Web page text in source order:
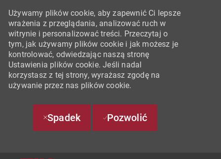
Używamy plików cookie, aby zapewnić Ci lepsze
wrażenia z przeglądania, analizować ruch w
witrynie i personalizować treści. Przeczytaj o
tym, jak używamy plików cookie i jak możesz je
kontrolować, odwiedzając naszą stronę
Ustawienia plików cookie. Jeśli nadal
korzystasz z tej strony, wyrażasz zgodę na
używanie przez nas plików cookie.
Spadek Pozwolić